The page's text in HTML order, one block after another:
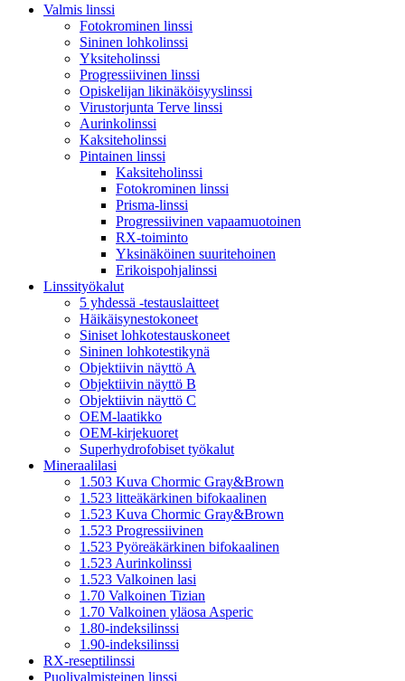
Valmis linssi
Fotokrominen linssi
Sininen lohkolinssi
Yksiteholinssi
Progressiivinen linssi
Opiskelijan likinäköisyyslinssi
Virustorjunta Terve linssi
Aurinkolinssi
Kaksiteholinssi
Pintainen linssi
Kaksiteholinssi
Fotokrominen linssi
Prisma-linssi
Progressiivinen vapaamuotoinen
RX-toiminto
Yksinäköinen suuritehoinen
Erikoispohjalinssi
Linssityökalut
5 yhdessä -testauslaitteet
Häikäisynestokoneet
Siniset lohkotestauskoneet
Sininen lohkotestikynä
Objektiivin näyttö A
Objektiivin näyttö B
Objektiivin näyttö C
OEM-laatikko
OEM-kirjekuoret
Superhydrofobiset työkalut
Mineraalilasi
1.503 Kuva Chormic Gray&Brown
1.523 litteäkärkinen bifokaalinen
1.523 Kuva Chormic Gray&Brown
1.523 Progressiivinen
1.523 Pyöreäkärkinen bifokaalinen
1.523 Aurinkolinssi
1.523 Valkoinen lasi
1.70 Valkoinen Tizian
1.70 Valkoinen yläosa Asperic
1.80-indeksilinssi
1.90-indeksilinssi
RX-reseptilinssi
Puolivalmisteinen linssi